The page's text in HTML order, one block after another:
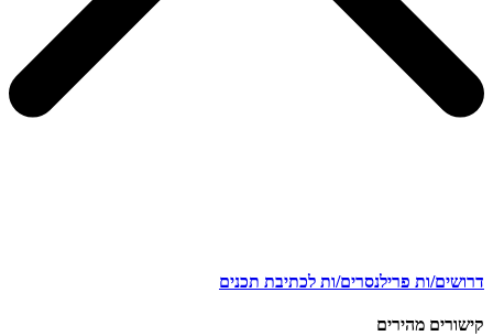
דרושים/ות פרילנסרים/ות לכתיבת תכנים
קישורים מהירים